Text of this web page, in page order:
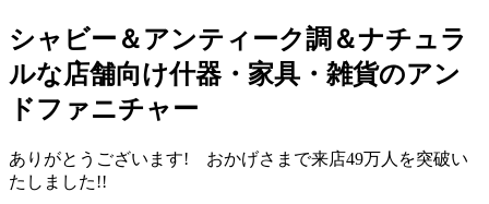
シャビー＆アンティーク調＆ナチュラ
ルな店舗向け什器・家具・雑貨のアン
ドファニチャー
ありがとうございます! おかげさまで来店49万人を突破い
たしました!!